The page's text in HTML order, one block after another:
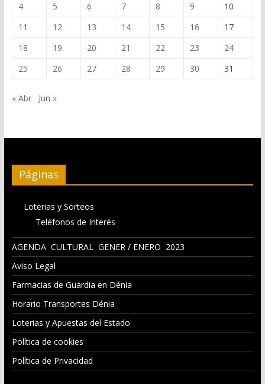
4
5 6 7 8 9
10
11
12 13 14 15 16
17
18
19 20 21 22 23
24
25
26 27 28 29 30 31
« Abr Jun »
Páginas
Loterias y Sorteos
Teléfonos de Interés
AGENDA CULTURAL GENER / ENERO 2023
Aviso Legal
Farmacias de Guardia en Dénia
Horario Transportes Dénia
Loterias y Apuestas del Estado
Política de cookies
Política de Privacidad